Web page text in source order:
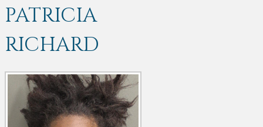
PATRICIA
RICHARD